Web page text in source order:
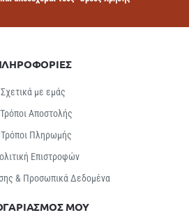
Σχετικά με εμάς
Τρόποι Αποστολής
Τρόποι Πληρωμής
Επιστροφών
& Προσωπικά Δεδομένα
ΜΟΥ